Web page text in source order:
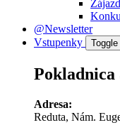
@Newsletter
Vstupenky
Pokladnica
Adresa:
Reduta, Nám.